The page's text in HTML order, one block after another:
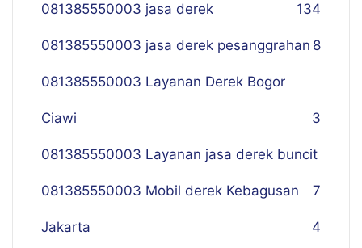
081385550003 jasa derek 134
081385550003 jasa derek pesanggrahan 8
081385550003 Layanan Derek Bogor
Ciawi 3
081385550003 Layanan jasa derek buncit
7
081385550003 Mobil derek Kebagusan
Jakarta 4